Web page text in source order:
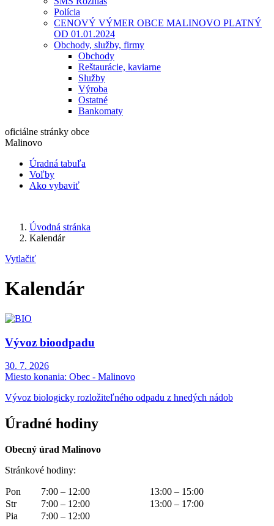
Polícia
CENOVÝ VÝMER OBCE MALINOVO PLATNÝ
OD 01.01.2024
Obchody, služby, firmy
Obchody
Reštaurácie, kaviarne
Služby
Výroba
Ostatné
Bankomaty
oficiálne stránky obce
Malinovo
Úradná tabuľa
Voľby
Ako vybaviť
Úvodná stránka
Kalendár
Vytlačiť
Kalendár
Vývoz bioodpadu
30. 7. 2026
Miesto konania: Obec - Malinovo
Vývoz biologicky rozložiteľného odpadu z hnedých nádob
Úradné hodiny
Obecný úrad Malinovo
Stránkové hodiny:
Pon 7:00 – 12:00
13:00 – 15:00
Str
7:00 – 12:00
13:00 – 17:00
Pia
7:00 – 12:00